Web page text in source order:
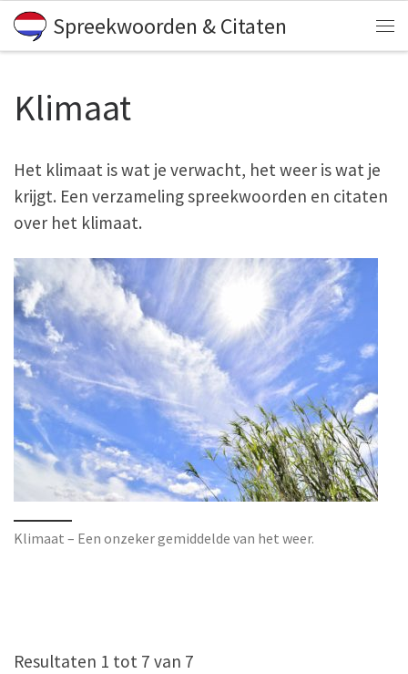
Skip to content
Spreekwoorden & Citaten
Klimaat
Het klimaat is wat je verwacht, het weer is wat je
krijgt. Een verzameling spreekwoorden en citaten
over het klimaat.
Klimaat – Een onzeker gemiddelde van het weer.
Resultaten 1 tot 7 van 7